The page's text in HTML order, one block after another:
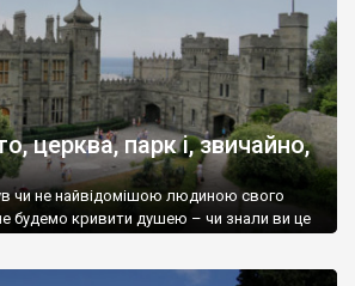
церква, парк і, звичайно,
чи не найвідомішою людиною свого
будемо кривити душею – чи знали ви це